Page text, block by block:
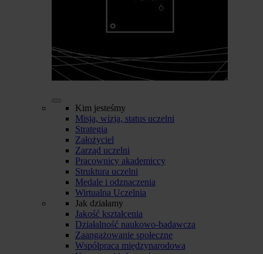
Kim jesteśmy
Misja, wizja, status uczelni
Strategia
Założyciel
Zarząd uczelni
Pracownicy akademiccy
Struktura uczelni
Medale i odznaczenia
Wirtualna Uczelnia
Jak działamy
Jakość kształcenia
Działalność naukowo-badawcza
Zaangażowanie społeczne
Współpraca międzynarodowa